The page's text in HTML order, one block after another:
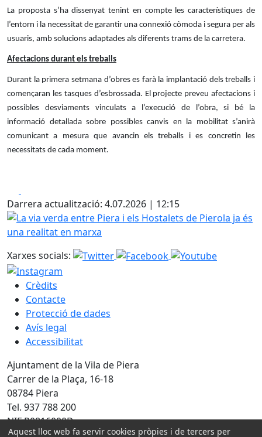
La proposta s’ha dissenyat tenint en compte les característiques de
l’entorn i la necessitat de garantir una connexió còmoda i segura per als
usuaris, amb solucions adaptades als diferents trams de la carretera.
Afectacions durant els treballs
Durant la primera setmana d’obres es farà la implantació dels treballs i
començaran les tasques d’esbrossada. El projecte preveu afectacions i
possibles desviaments vinculats a l’execució de l’obra, si bé la
informació detallada sobre possibles canvis en la mobilitat s’anirà
comunicant a mesura que avancin els treballs i es concretin les
necessitats de cada moment.
Darrera actualització: 4.07.2026 | 12:15
La via verda entre Piera i els Hostalets de Pierola ja és
Xarxes socials:
Crèdits
Contacte
Protecció de dades
Avís legal
Accessibilitat
Ajuntament de la Vila de Piera
Carrer de la Plaça, 16-18
08784 Piera
Tel. 937 788 200
NIF P0816000D
Aquest lloc web fa servir cookies pròpies i de tercers per